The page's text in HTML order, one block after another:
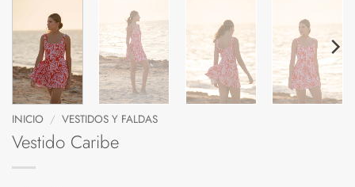
INICIO / VESTIDOS Y FALDAS
Vestido Caribe